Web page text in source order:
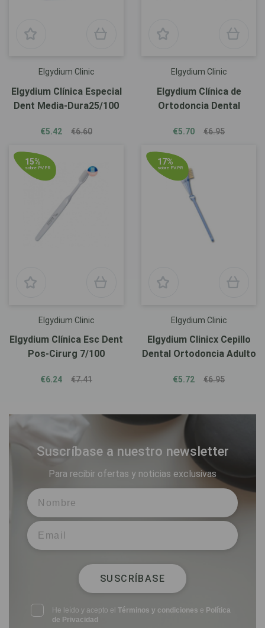
Elgydium Clinic
Elgydium Clínica Especial
Dent Media-Dura25/100
€5.42 €6.60
Elgydium Clinic
Elgydium Clínica de
Ortodoncia Dental
€5.70 €6.95
15%
sobre P.V.P.R
Elgydium Clinic
Elgydium Clínica Esc Dent
Pos-Cirurg 7/100
€6.24 €7.41
17%
sobre P.V.P.R
Elgydium Clinic
Elgydium Clinicx Cepillo
Dental Ortodoncia Adulto
€5.72 €6.95
Suscríbase a nuestro newsletter
Para recibir ofertas y noticias exclusivas
SUSCRÍBASE
He leído y acepto elTérminos y condiciones e Política
de Privacidad